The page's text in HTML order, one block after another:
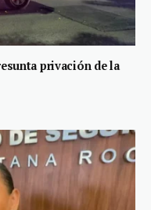
privación de la